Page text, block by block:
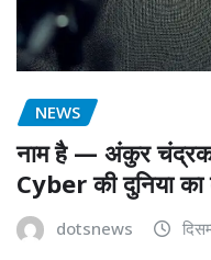
NEWS
नाम है — अंकुर
Cyber की दुनिया का
dotsnews